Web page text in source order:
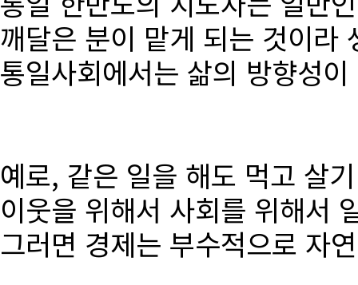
깨달은 분이 맡게 되는 것이라
통일사회에서는 삶의 방향성
예로, 같은 일을 해도 먹고 살
이웃을 위해서 사회를 위해서
그러면 경제는 부수적으로 자